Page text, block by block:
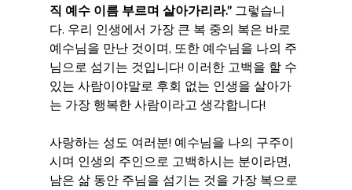
직 예수 이름 부르며 살아가리라.” 그렇습니
다. 우리 인생에서 가장 큰 복 중의 복은 바로
예수님을 만난 것이며, 또한 예수님을 나의 주
님으로 섬기는 것입니다! 이러한 고백을 할 수
있는 사람이야말로 후회 없는 인생을 살아가
는 가장 행복한 사람이라고 생각합니다!
사랑하는 성도 여러분! 예수님을 나의 구주이
시며 인생의 주인으로 고백하시는 분이라면,
남은 삶 동안 주님을 섬기는 것을 가장 복으로